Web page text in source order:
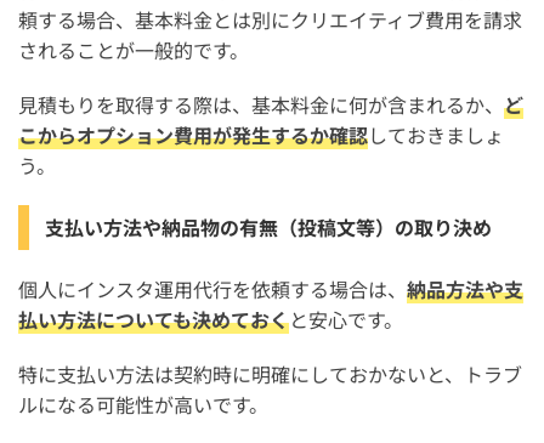
頼する場合、基本料金とは別にクリエイティブ費用を請求
されることが一般的です。
見積もりを取得する際は、基本料金に何が含まれるか、 ど
こからオプション費用が発生するか確認しておきましょ
う。
支払い方法や納品物の有無（投稿文等）の取り決め
個人にインスタ運用代行を依頼する場合は、 納品方法や支
払い方法についても決めておくと安心です。
特に支払い方法は契約時に明確にしておかないと、トラブ
ルになる可能性が高いです。